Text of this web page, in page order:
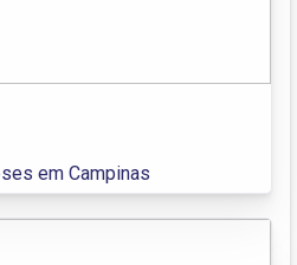
em Campinas